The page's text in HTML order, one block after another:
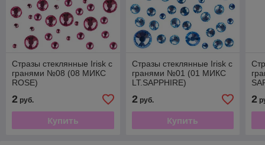
Стразы стеклянные Irisk с
гранями №08 (08 МИКС
ROSE)
2 руб.
Купить
Стразы стеклянные Irisk с
гранями №01 (01 МИКС
LT.SAPPHIRE)
2руб.
Купить
2